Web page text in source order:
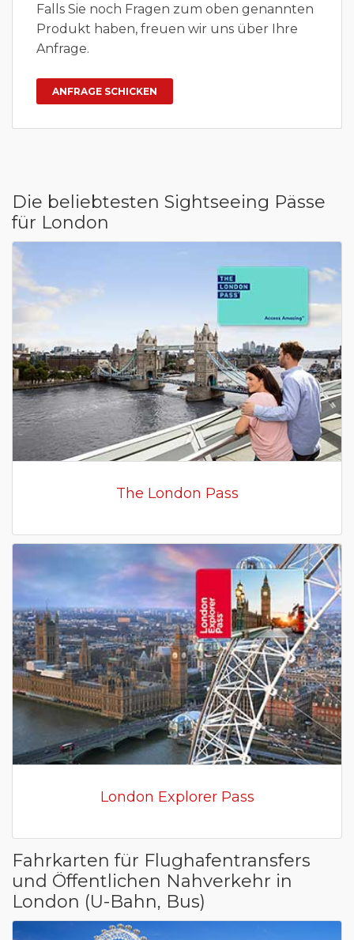
Falls Sie noch Fragen zum oben genannten
Produkt haben, freuen wir uns über Ihre
Anfrage.
Die beliebtesten Sightseeing Pässe
für London
The London Pass
London Explorer Pass
Fahrkarten für Flughafentransfers
und Öffentlichen Nahverkehr in
London (U-Bahn, Bus)